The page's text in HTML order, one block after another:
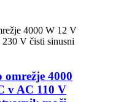
omrežje 4000
v AC 110 V